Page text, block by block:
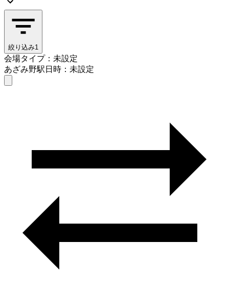
絞り込み1
会場タイプ：未設定
あざみ野駅日時：未設定